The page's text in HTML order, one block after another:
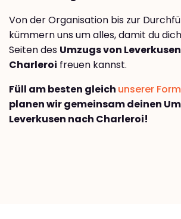
Von der Organisation bis zur
kümmern uns um alles, damit du
Seiten des Umzugs von
Charleroi freuen kannst.
Füll am besten gleich unserer
planen wir gemeinsam deinen
Leverkusen nach Charleroi!